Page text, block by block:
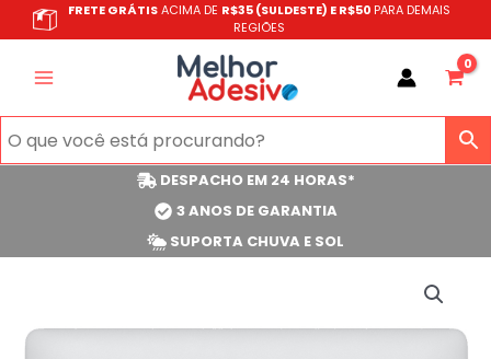
para
FRETE GRÁTISACIMA DE R$35 (SULDESTE) E R$50 PARA DEMAIS
REGIÕES
DESPACHO EM 24 HORAS*
3 ANOS DE GARANTIA
SUPORTA CHUVA E SOL